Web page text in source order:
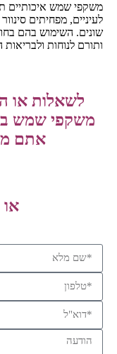
משקפי שמש איכותיים
לעיניים, מפחיתים
שונים. השימוש בהם
ותורם לנוחות
לשאלות או
משקפי שמש
אתם